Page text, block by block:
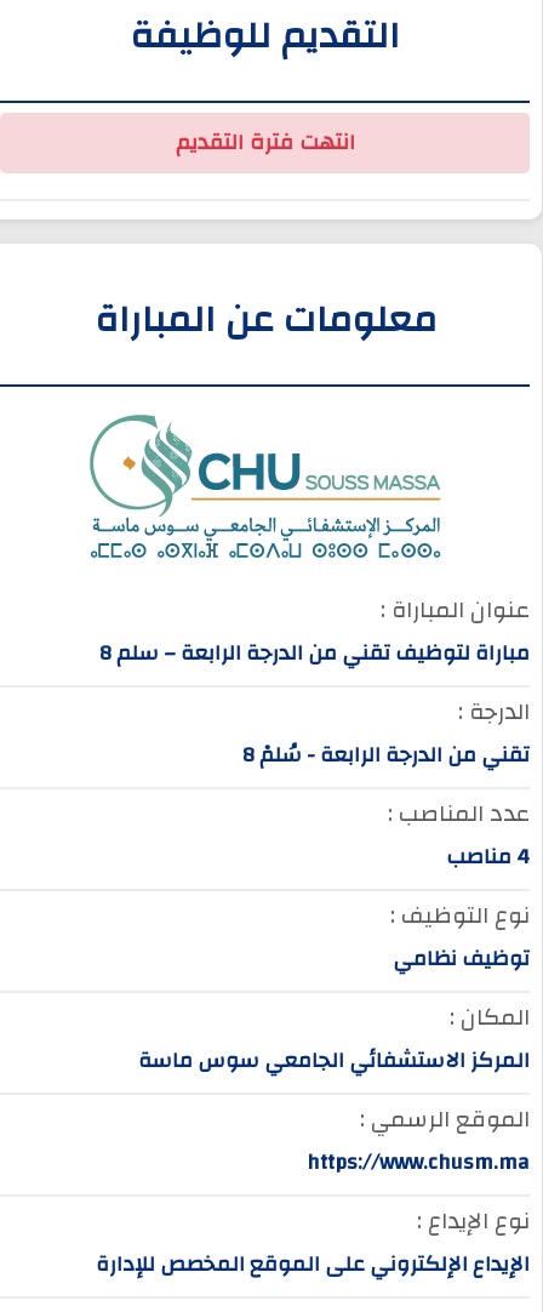
التقديم للوظيفة
انتهت فترة التقديم
معلومات عن المباراة
عنوان المباراة :
مباراة لتوظيف تقني من الدرجة الرابعة – سلم 8
الدرجة :
تقني من الدرجة الرابعة - سُلمْ 8
عدد المناصب :
نوع التوظيف :
توظيف نظامي
المكان :
المركز الاستشفائي الجامعي سوس ماسة
الموقع الرسمي :
https://www.chusm.ma
نوع الإيداع :
الإيداع الإلكتروني على الموقع المخصص للإدارة